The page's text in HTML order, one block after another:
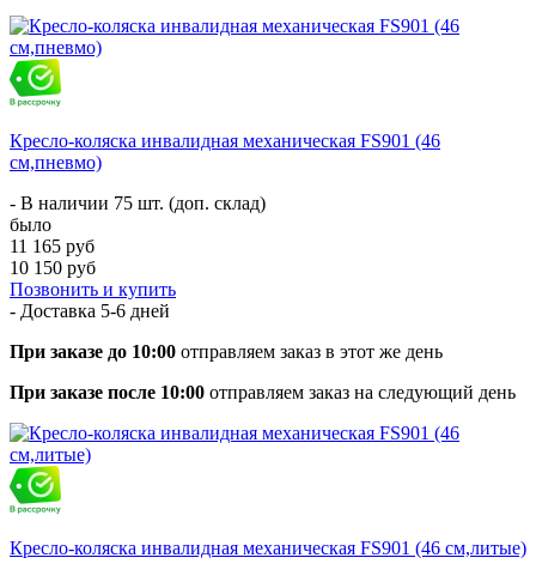
Кресло-коляска инвалидная механическая FS901 (46
см,пневмо)
- В наличии 75 шт. (доп. склад)
было
11 165 руб
10 150 руб
Позвонить и купить
- Доставка 5-6 дней
При заказе до 10:00 отправляем заказ в этот же день
При заказе после 10:00 отправляем заказ на следующий день
Кресло-коляска инвалидная механическая FS901 (46 см,литые)